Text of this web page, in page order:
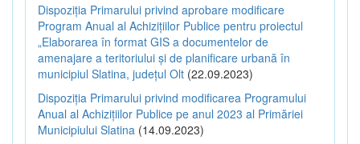
Dispoziția Primarului privind aprobare modificare
Program Anual al Achizițiilor Publice pentru proiectul
„Elaborarea în format GIS a documentelor de
amenajare a teritoriului și de planificare urbană în
municipiul Slatina, județul Olt (22.09.2023)
Dispoziția Primarului privind modificarea Programului
Anual al Achizițiilor Publice pe anul 2023 al Primăriei
Municipiului Slatina (14.09.2023)